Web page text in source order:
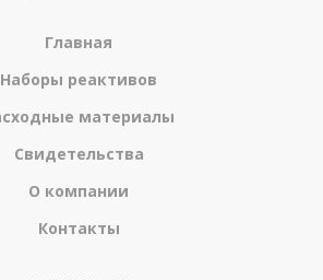
Главная
Наборы реактивов
материалы
Свидетельства
О компании
Контакты